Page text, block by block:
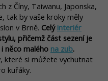
z Číny, Taiwanu, Japonska,
tak by vaše kroky měly
v Brně. Celý interiér
přičemž část sezení je
něco malého na zub.
které si můžete vychutnat
kuřáky.